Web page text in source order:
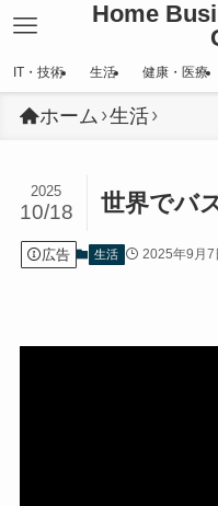
Home
IT・技術 生活 健康・医療
ホーム 生活
世界でバ
2025
10/18
広告 生活 2025年9月7